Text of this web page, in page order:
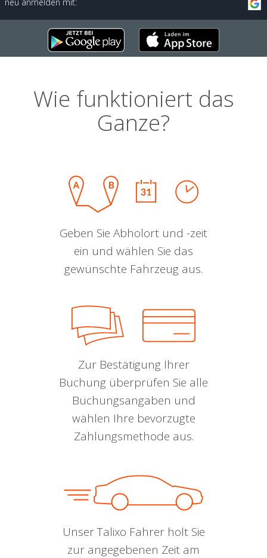
Wie funktioniert das
Ganze?
Geben Sie Abholort und -zeit
ein und wählen Sie das
gewünschte Fahrzeug aus.
Zur Bestätigung Ihrer
Buchung überprüfen Sie alle
Buchungsangaben und
wählen Ihre bevorzugte
Zahlungsmethode aus.
Unser Talixo Fahrer holt Sie
zur angegebenen Zeit am